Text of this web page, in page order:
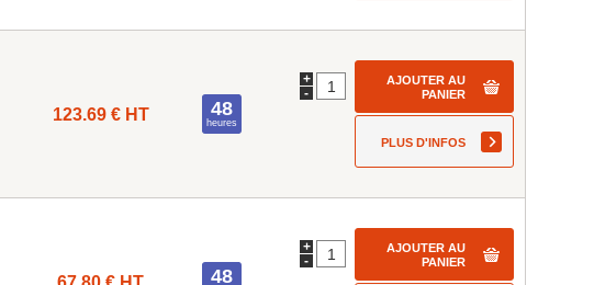
123.69 € HT 48
heures
+
-
AJOUTER AU
PANIER
PLUS D'INFOS
48
+
-
AJOUTER AU
PANIER